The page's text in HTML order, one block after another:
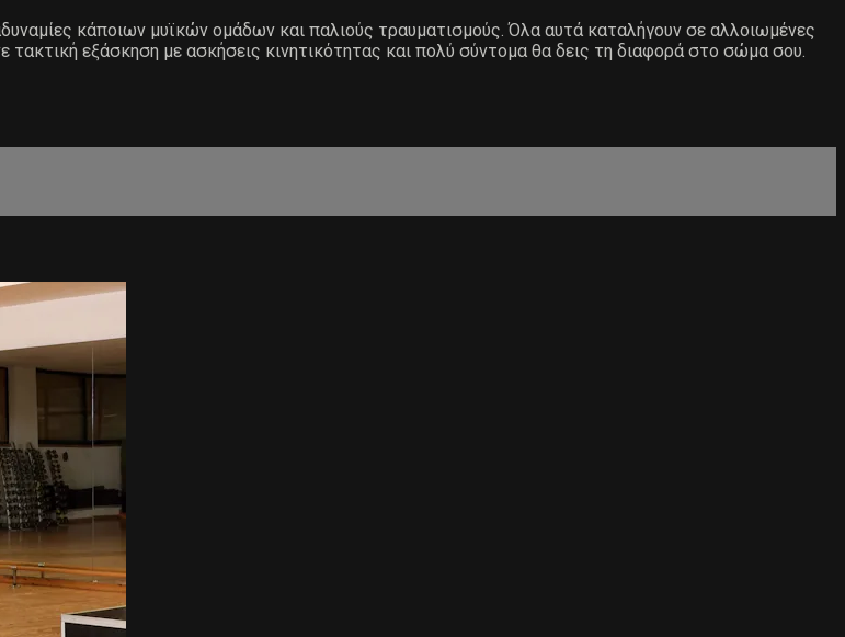
κάποιων μυϊκών ομάδων και παλιούς τραυματισμούς. Όλα αυτά καταλήγουν σε αλλοιωμένες
εξάσκηση με ασκήσεις κινητικότητας και πολύ σύντομα θα δεις τη διαφορά στο σώμα σου.